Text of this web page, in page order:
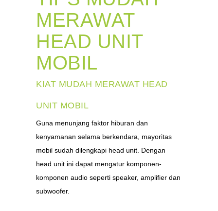
MERAWAT
HEAD UNIT
MOBIL
KIAT MUDAH MERAWAT HEAD
UNIT MOBIL
Guna menunjang faktor hiburan dan
kenyamanan selama berkendara, mayoritas
mobil sudah dilengkapi head unit. Dengan
head unit ini dapat mengatur komponen-
komponen audio seperti speaker, amplifier dan
subwoofer.